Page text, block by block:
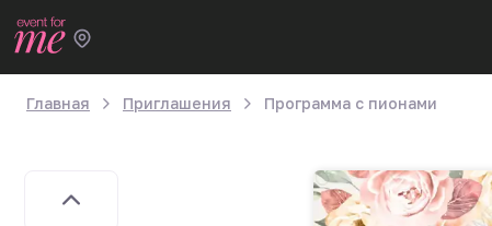
Главная Приглашения Программа с пионами